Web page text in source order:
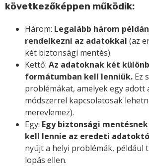
következőképpen működik:
Három: Legalább három
rendelkezni az adatokkal (az
két biztonsági mentés).
Kettő: Az adatoknak két
formátumban kell lenniük. Ez
problémákat, amelyek egy adott
módszerrel kapcsolatosak
merevlemez).
Egy: Egy biztonsági
kell lennie az eredeti
nyújt a helyi problémák, például
lopás ellen.